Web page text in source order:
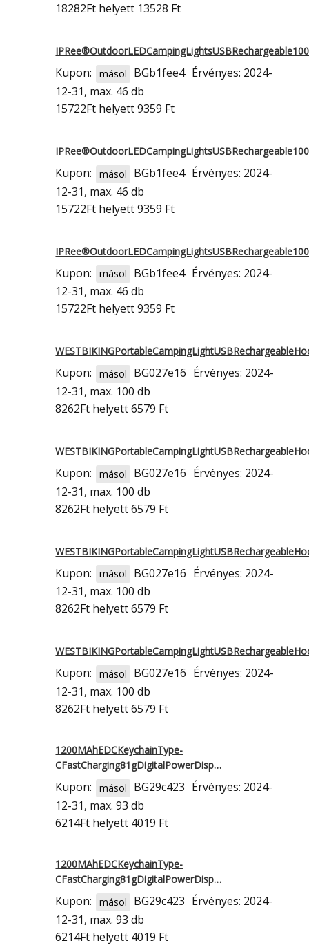
18282Ft helyett 13528 Ft
Kupon: másol BGb1fee4 Érvényes: 2024-
12-31, max. 46 db
15722Ft helyett 9359 Ft
Kupon: másol BGb1fee4 Érvényes: 2024-
12-31, max. 46 db
15722Ft helyett 9359 Ft
Kupon: másol BGb1fee4 Érvényes: 2024-
12-31, max. 46 db
15722Ft helyett 9359 Ft
Kupon: másol BG027e16 Érvényes: 2024-
12-31, max. 100 db
8262Ft helyett 6579 Ft
Kupon: másol BG027e16 Érvényes: 2024-
12-31, max. 100 db
8262Ft helyett 6579 Ft
Kupon: másol BG027e16 Érvényes: 2024-
12-31, max. 100 db
8262Ft helyett 6579 Ft
Kupon: másol BG027e16 Érvényes: 2024-
12-31, max. 100 db
8262Ft helyett 6579 Ft
1200MAhEDCKeychainType-
CFastCharging81gDigitalPowerDisp…
Kupon: másol BG29c423 Érvényes: 2024-
12-31, max. 93 db
6214Ft helyett 4019 Ft
1200MAhEDCKeychainType-
CFastCharging81gDigitalPowerDisp…
Kupon: másol BG29c423 Érvényes: 2024-
12-31, max. 93 db
6214Ft helyett 4019 Ft